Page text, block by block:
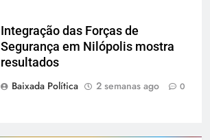
Integração das Forças de
Segurança em Nilópolis mostra
resultados
Baixada Política
2 semanas ago 0